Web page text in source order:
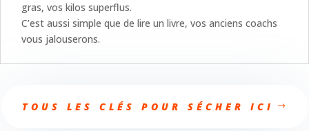
gras, vos kilos superflus.
C’est aussi simple que de lire un livre, vos anciens coachs
vous jalouserons.
TOUS LES CLÉS POUR SÉCHER ICI